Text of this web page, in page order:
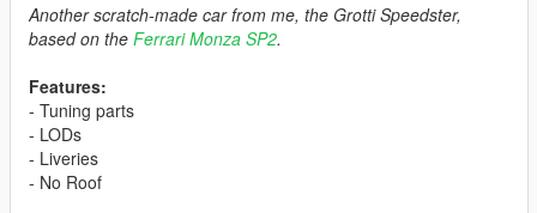
Another scratch-made car from me, the Grotti Speedster,
based on the Ferrari Monza SP2.
Features:
- Tuning parts
- LODs
- Liveries
- No Roof